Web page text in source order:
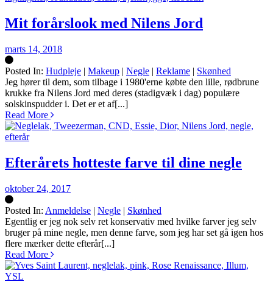
Mit forårslook med Nilens Jord
marts 14, 2018
Posted In: Hudpleje | Makeup | Negle | Reklame | Skønhed
Silke
Jeg hører til dem, som tilbage i 1980'erne købte den lille, rødbrune
krukke fra Nilens Jord med deres (stadigvæk i dag) populære
solskinspudder i. Det er et af[...]
Read More
Efterårets hotteste farve til dine negle
oktober 24, 2017
Posted In: Anmeldelse | Negle | Skønhed
Silke
Egentlig er jeg nok selv ret konservativ med hvilke farver jeg selv
bruger på mine negle, men denne farve, som jeg har set gå igen hos
flere mærker dette efterår[...]
Read More